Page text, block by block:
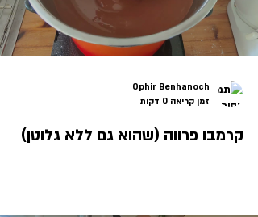
Ophir Benhanoch
זמן קריאה 0 דקות
קרמבו פרווה (שהוא גם ללא גלוטן)